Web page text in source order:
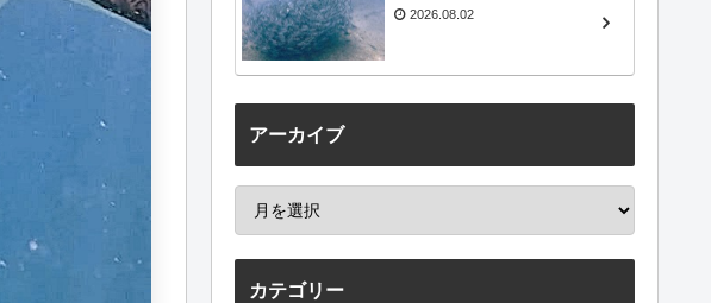
2026.08.02
アーカイブ
カテゴリー